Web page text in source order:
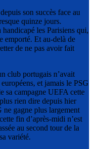
son succès face au
quinze jours.
les Parisiens qui,
emporté. Et au-delà de
de ne pas avoir fait
club portugais n’avait
et jamais le PSG
sa campagne UEFA cette
rien dire depuis hier
ne gagne plus largement
fin d’après-midi n’est
au second tour de la
variété.